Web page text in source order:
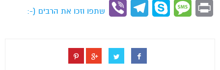
Print
Message
Skype
Telegram
Viber
שתפו וזכו את הרבים (-: